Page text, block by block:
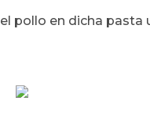
pollo en dicha pasta